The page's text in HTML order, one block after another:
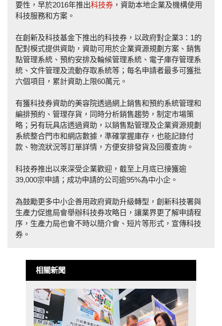
要性，早於2016年推出科技券 ，資助本地企業及機構使用
科技服務和方案。
在創新及科技基金下推出的科技券，以政府對企業3：1的
配對模式提供資助，資助可用於企業資源規劃方案、銷售
點管理系統、預約安排及輪候管理系統、電子庫存管理系
統、文件管理及流動存取系統等；每名申請者最多可獲批
六個項目，累計資助上限60萬元。
有獲科技券資助的美容院透過網上銷售和預約系統管理和
編排預約、管理存貨，同時分析銷售趨勢，制定市場策
略；另有玩具店透過資助，以銷售點管理及企業資源規劃
系統整合門市和網店數據，準確掌握庫存，也能記錄付
款、物流狀況等訂單詳情，方便安排發貨及回覆查詢。
科技券推出以來深受企業歡迎，截至上月底已接獲逾
39,000宗申請；成功申請的公司逾95%為中小企。
為鼓勵更多中小企善用政府資助升級轉型，創新科技署與
生產力促進局會舉辦科技券攻略日，讓業界更了解申請程
序，生產力局也會不時以簡介會、短片等形式，宣傳科技
券。
相關新聞